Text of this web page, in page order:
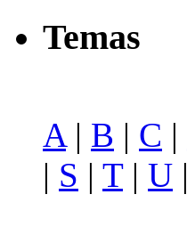
Temas
A | B | C |
| S | T| U |